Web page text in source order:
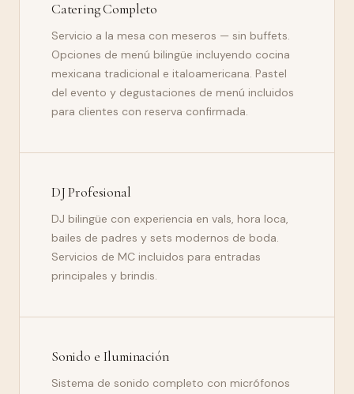
Catering Completo
Servicio a la mesa con meseros — sin buffets.
Opciones de menú bilingüe incluyendo cocina
mexicana tradicional e italoamericana. Pastel
del evento y degustaciones de menú incluidos
para clientes con reserva confirmada.
DJ Profesional
DJ bilingüe con experiencia en vals, hora loca,
bailes de padres y sets modernos de boda.
Servicios de MC incluidos para entradas
principales y brindis.
Sonido e Iluminación
Sistema de sonido completo con micrófonos